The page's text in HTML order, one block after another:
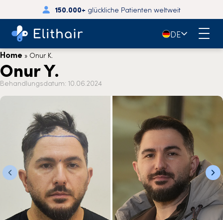
150.000+ glückliche Patienten weltweit
🇩🇪DE
Home » Onur K.
Onur Y.
Behandlungsdatum: 10.06.2024